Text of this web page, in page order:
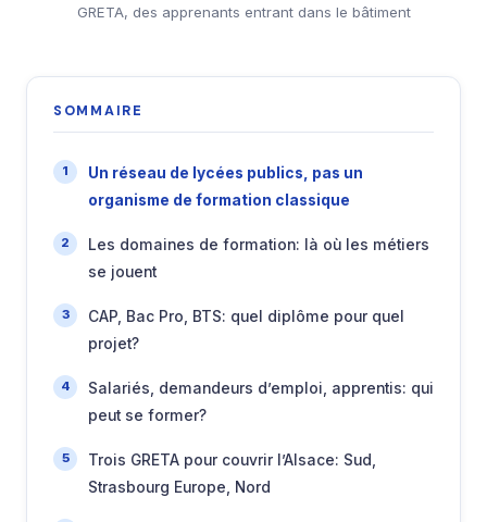
GRETA, des apprenants entrant dans le bâtiment
SOMMAIRE
Un réseau de lycées publics, pas un
organisme de formation classique
Les domaines de formation: là où les métiers
se jouent
CAP, Bac Pro, BTS: quel diplôme pour quel
projet?
Salariés, demandeurs d’emploi, apprentis: qui
peut se former?
Trois GRETA pour couvrir l’Alsace: Sud,
Strasbourg Europe, Nord